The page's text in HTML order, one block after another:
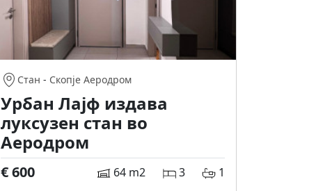
Стан - Скопје Аеродром
Урбан Лајф издава
луксузен стан во
Аеродром
€ 600 64 m2 3 1